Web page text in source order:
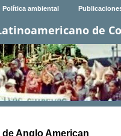
Política ambiental
de
Anglo American